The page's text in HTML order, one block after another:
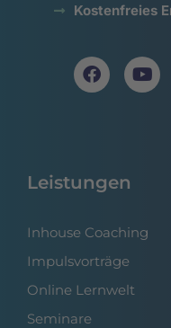
Kostenfreies
Leistungen
Inhouse Coaching
Impulsvorträge
Online Lernwelt
Seminare